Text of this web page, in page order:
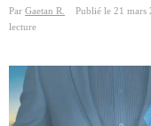
Par Gaetan R. Publié le 21 mars
lecture